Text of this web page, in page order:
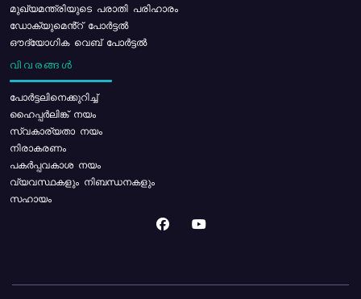
മുഖ്യമന്ത്രിയുടെ പരാതി പരിഹാരം
ഡോക്യുമെൻ്റ് പോർട്ടൽ
ഔദ്യോഗിക വെബ് പോർട്ടൽ
വിവരങ്ങൾ
പോര്‍ട്ടലിനെക്കുറിച്ച്
ഹൈപ്പർലിങ്ക് നയം
സ്വകാര്യതാ നയം
നിരാകരണം
പകർപ്പവകാശ നയം
വ്യവസ്ഥകളും നിബന്ധനകളും
സഹായം